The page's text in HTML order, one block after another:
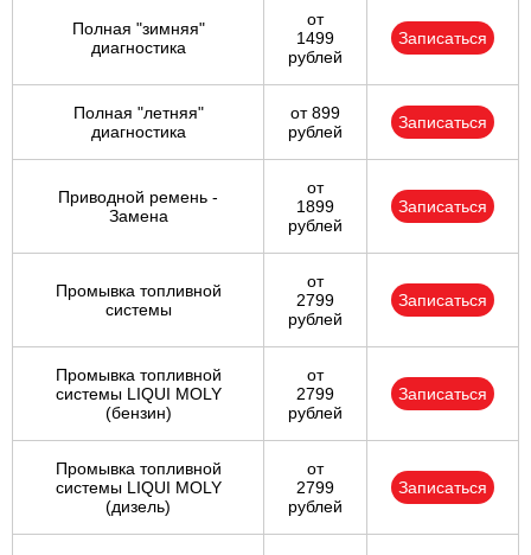
Полная "зимняя"
диагностика
от
1499
рублей
Записаться
Полная "летняя"
диагностика
от 899
рублей
Записаться
Приводной ремень -
Замена
от
1899
рублей
Записаться
Промывка топливной
системы
от
2799
рублей
Записаться
Промывка топливной
системы LIQUI MOLY
(бензин)
от
2799
рублей
Записаться
Промывка топливной
системы LIQUI MOLY
(дизель)
от
2799
рублей
Записаться